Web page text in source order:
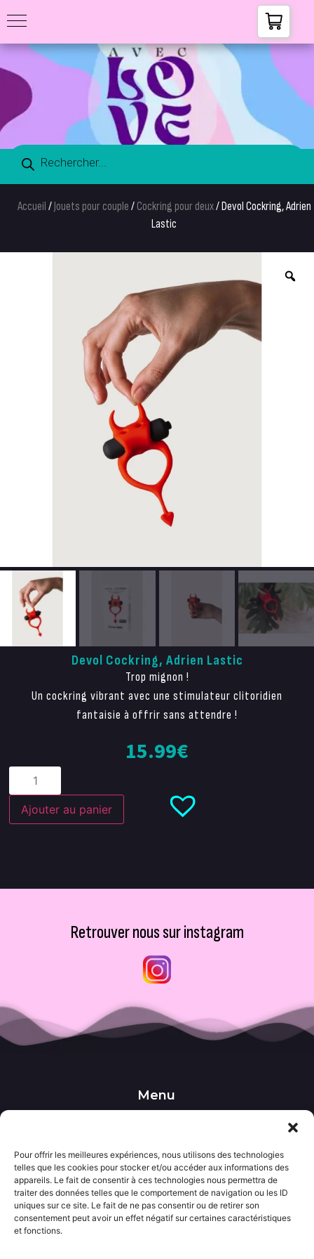
Pour offrir les meilleures expériences, nous utilisons des technologies
telles que les cookies pour stocker et/ou accéder aux informations des
appareils. Le fait de consentir à ces technologies nous permettra de
traiter des données telles que le comportement de navigation ou les ID
uniques sur ce site. Le fait de ne pas consentir ou de retirer son
consentement peut avoir un effet négatif sur certaines caractéristiques
et fonctions.
Accueil /Jouets pour couple / Cockring pour deux/ Devol Cockring, Adrien
Lastic
Devol Cockring, Adrien Lastic
Trop mignon !
Un cockring vibrant avec une stimulateur clitoridien
fantaisie à offrir sans attendre !
15.99€
Ajouter au panier
Retrouver nous sur instagram
Menu
••• Accueil
••• Wishlist
••• Actualités
Informations